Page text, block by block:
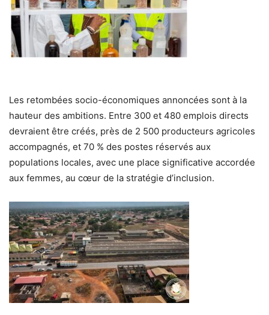
Les retombées socio-économiques annoncées sont à la
hauteur des ambitions. Entre 300 et 480 emplois directs
devraient être créés, près de 2 500 producteurs agricoles
accompagnés, et 70 % des postes réservés aux
populations locales, avec une place significative accordée
aux femmes, au cœur de la stratégie d’inclusion.